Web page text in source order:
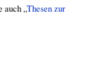
auch „Thesen zur